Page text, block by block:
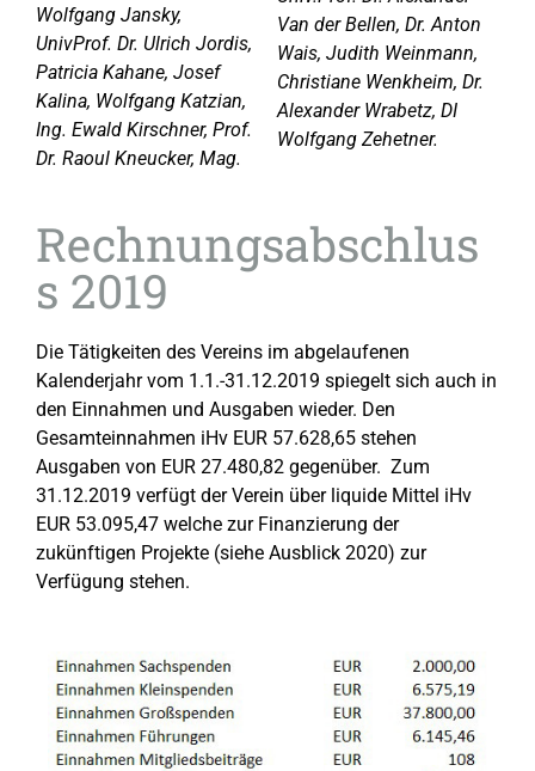
Wolfgang Jansky,
UnivProf. Dr. Ulrich Jordis,
Patricia Kahane, Josef
Kalina, Wolfgang Katzian,
Ing. Ewald Kirschner, Prof.
Dr. Raoul Kneucker, Mag.
Van der Bellen, Dr. Anton
Wais, Judith Weinmann,
Christiane Wenkheim, Dr.
Alexander Wrabetz, DI
Wolfgang Zehetner.
Rechnungsabschlus
s 2019
Die Tätigkeiten des Vereins im abgelaufenen
Kalenderjahr vom 1.1.-31.12.2019 spiegelt sich auch in
den Einnahmen und Ausgaben wieder. Den
Gesamteinnahmen iHv EUR 57.628,65 stehen
Ausgaben von EUR 27.480,82 gegenüber. Zum
31.12.2019 verfügt der Verein über liquide Mittel iHv
EUR 53.095,47 welche zur Finanzierung der
zukünftigen Projekte (siehe Ausblick 2020) zur
Verfügung stehen.